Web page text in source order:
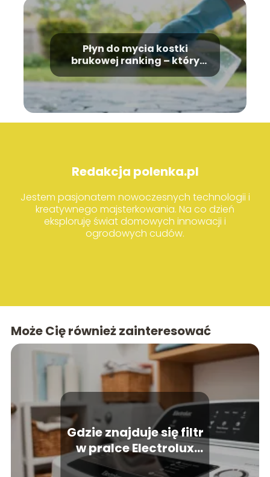
Płyn do mycia kostki
brukowej ranking – który
wybrać?
Redakcja polenka.pl
Jestem pasjonatem nowoczesnych technologii i
kreatywnego majsterkowania. Na co dzień
eksploruję świat domowych innowacji i
ogrodowych cudów.
Może Cię również zainteresować
Gdzie znajduje się filtr
w pralce Electrolux
ładowanej od góry?